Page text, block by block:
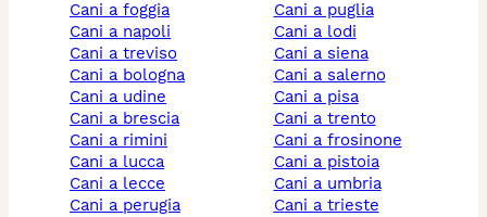
cani a foggia
cani a napoli
cani a treviso
cani a bologna
cani a udine
cani a brescia
cani a rimini
cani a lucca
cani a lecce
cani a perugia
cani a puglia
cani a lodi
cani a siena
cani a salerno
cani a pisa
cani a trento
cani a frosinone
cani a pistoia
cani a umbria
cani a trieste